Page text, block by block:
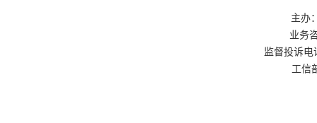
主办
业务
监督投诉电
工信